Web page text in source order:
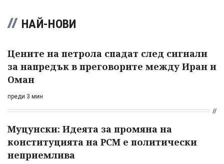
НАЙ-НОВИ
Цените на петрола спадат след сигнали
за напредък в преговорите между Иран и
Оман
преди 3 мин
Муцунски: Идеята за промяна на
конституцията на РСМ е политически
неприемлива